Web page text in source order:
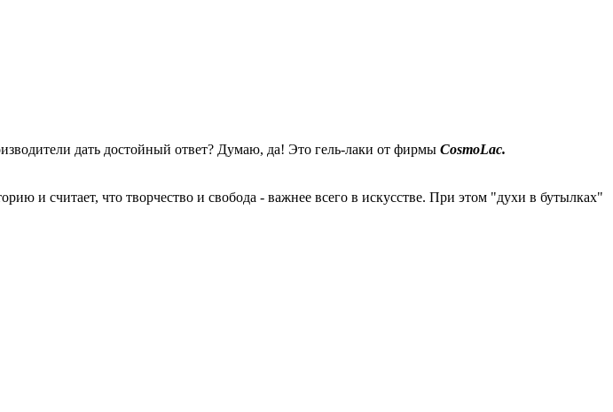
дать достойный ответ? Думаю, да! Это гель-лаки от фирмы CosmoLac.
и считает, что творчество и свобода - важнее всего в искусстве. При этом "духи в бутылках"